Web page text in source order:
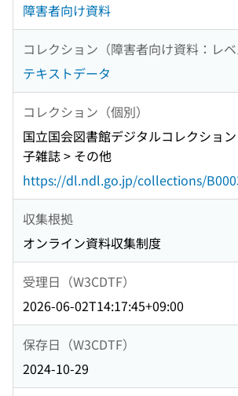
障害者向け資料
コレクション（障害者向け資料：レベ
テキストデータ
コレクション（個別）
国立国会図書館デジタルコレクショ
子雑誌 > その他
https://dl.ndl.go.jp/collections/
収集根拠
オンライン資料収集制度
受理日（W3CDTF）
2026-06-02T14:17:45+09:00
保存日（W3CDTF）
2024-10-29